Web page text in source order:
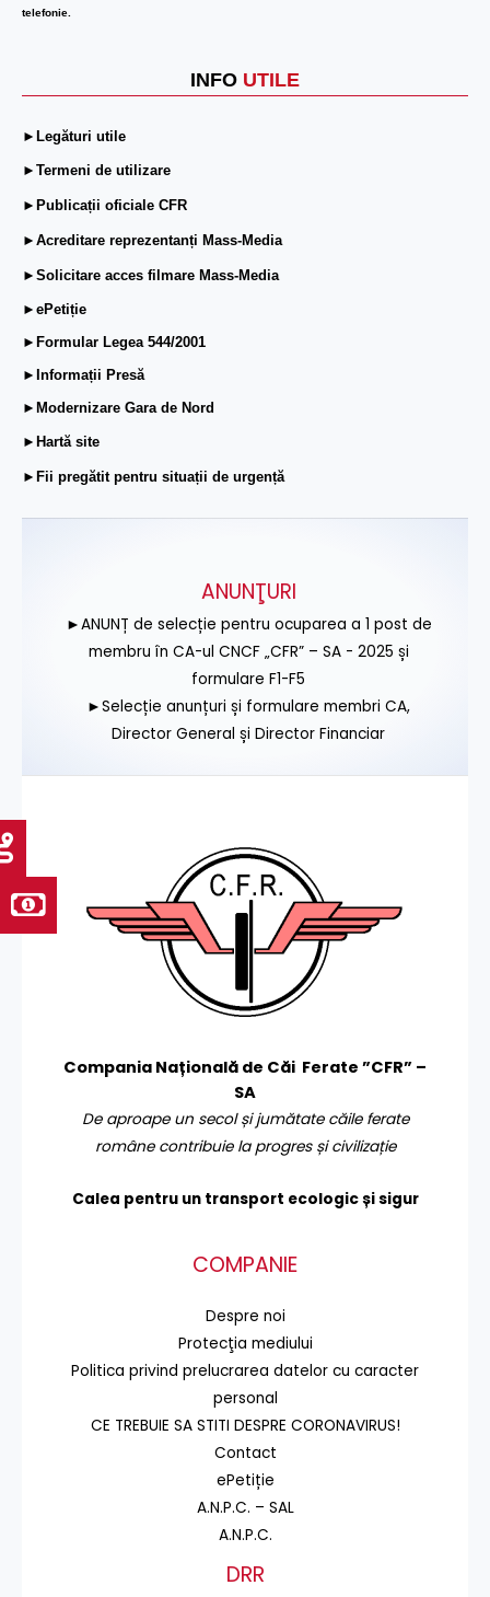
telefonie.
INFO UTILE
►Legături utile
►Termeni de utilizare
►Publicații oficiale CFR
►Acreditare reprezentanți Mass-Media
►Solicitare acces filmare Mass-Media
►ePetiție
►Formular Legea 544/2001
►Informații Presă
►Modernizare Gara de Nord
►Hartă site
►Fii pregătit pentru situații de urgență
ANUNŢURI
►ANUNȚ de selecție pentru ocuparea a 1 post de
membru în CA-ul CNCF „CFR” – SA - 2025 și
formulare F1-F5
►Selecție anunțuri și formulare membri CA,
Director General și Director Financiar
Compania Națională de Căi Ferate ”CFR” –
SA
De aproape un secol și jumătate căile ferate
române contribuie la progres și civilizație
Calea pentru un transport ecologic și sigur
COMPANIE
Despre noi
Protecţia mediului
Politica privind prelucrarea datelor cu caracter
personal
CE TREBUIE SA STITI DESPRE CORONAVIRUS!
Contact
ePetiție
A.N.P.C. – SAL
A.N.P.C.
DRR